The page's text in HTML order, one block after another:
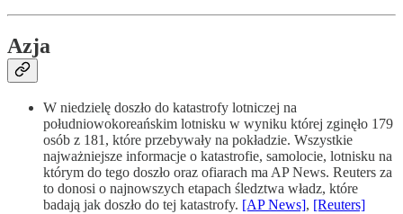
Azja
W niedzielę doszło do katastrofy lotniczej na
południowokoreańskim lotnisku w wyniku której zginęło 179
osób z 181, które przebywały na pokładzie. Wszystkie
najważniejsze informacje o katastrofie, samolocie, lotnisku na
którym do tego doszło oraz ofiarach ma AP News. Reuters za
to donosi o najnowszych etapach śledztwa władz, które
badają jak doszło do tej katastrofy. [AP News], [Reuters]